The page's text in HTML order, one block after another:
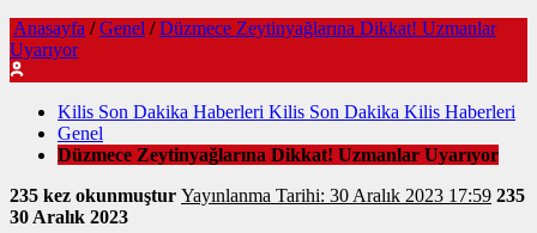
Anasayfa / Genel / Düzmece Zeytinyağlarına Dikkat! Uzmanlar
Uyarıyor
Kilis Son Dakika Haberleri Kilis Son Dakika Kilis Haberleri
Genel
Düzmece Zeytinyağlarına Dikkat! Uzmanlar Uyarıyor
235 kez okunmuştur Yayınlanma Tarihi: 30 Aralık 2023 17:59 235
30 Aralık 2023